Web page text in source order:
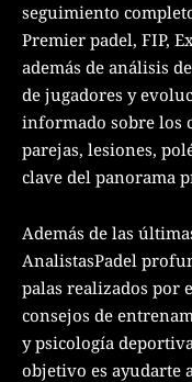
seguimiento
Premier padel, FIP,
además de análisis
de jugadores y
informado sobre los
parejas, lesiones,
clave del panorama
Además de las
AnalistasPadel
palas realizados por
consejos de
y psicología
objetivo es ayudarte